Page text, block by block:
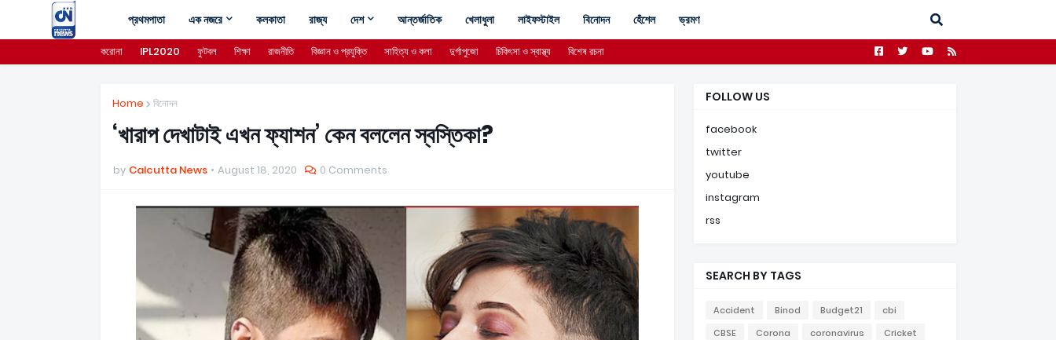
প্রথমপাতা এক নজরে কলকাতা রাজ্য দেশ আন্তর্জাতিক খেলাধুলা লাইফস্টাইল বিনোদন হেঁশেল ভ্রমণ
করোনা IPL2020 ফুটবল শিক্ষা রাজনীতি বিজ্ঞান ও প্রযুক্তি সাহিত্য ও কলা দুর্গাপুজো চিকিৎসা ও স্বাস্থ্য বিশেষ রচনা
Home বিনোদন
‘খারাপ দেখাটাই এখন ফ্যাশন’ কেন বললেন স্বস্তিকা?
by Calcutta News August 18, 2020 0 Comments
FOLLOW US
facebook
twitter
youtube
instagram
rss
SEARCH BY TAGS
Accident Binod Budget21
cbi
CBSE
Corona coronavirus
Cricket